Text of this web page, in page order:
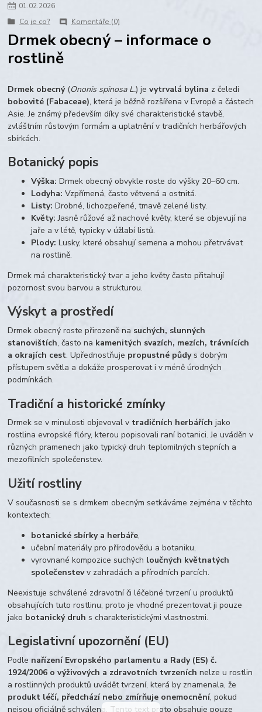
maltodextrin
Jablka plod
vitamín C Zelený čaj
01.02.2026
Co je co?
Komentáře (0)
Drmek obecný – informace o
rostlině
Drmek obecný(Ononis spinosa L.) jevytrvalá bylina z čeledi
bobovité (Fabaceae), která je běžně rozšířena v Evropě a částech
Asie. Je známý především díky své charakteristické stavbě,
zvláštním růstovým formám a uplatnění v tradičních herbářových
sbírkách.
Botanický popis
Výška: Drmek obecný obvykle roste do výšky 20–60 cm.
Lodyha: Vzpřímená, často větvená a ostnitá.
Listy: Drobné, lichozpeřené, tmavě zelené listy.
Květy: Jasně růžové až nachové květy, které se objevují na
jaře a v létě, typicky v úžlabí listů.
Plody: Lusky, které obsahují semena a mohou přetrvávat
na rostlině.
Drmek má charakteristický tvar a jeho květy často přitahují
pozornost svou barvou a strukturou.
Výskyt a prostředí
Drmek obecný roste přirozeně na suchých, slunných
stanovištích, často na kamenitých svazích, mezích, trávnících
a okrajích cest. Upřednostňuje propustné půdys dobrým
přístupem světla a dokáže prosperovat i v méně úrodných
podmínkách.
Tradiční a historické zmínky
Drmek se v minulosti objevoval v tradičních herbářích jako
rostlina evropské flóry, kterou popisovali raní botanici. Je uváděn v
různých pramenech jako typický druh teplomilných stepních a
mezofilních společenstev.
Užití rostliny
V současnosti se s drmkem obecným setkáváme zejména v těchto
kontextech:
botanické sbírky a herbáře,
učební materiály pro přírodovědu a botaniku,
vyrovnané kompozice suchých loučných květnatých
společenstevv zahradách a přírodních parcích.
Neexistuje schválené zdravotní či léčebné tvrzení u produktů
obsahujících tuto rostlinu; proto je vhodné prezentovat ji pouze
jako botanický druh s charakteristickými vlastnostmi.
Legislativní upozornění (EU)
Podle nařízení Evropského parlamentu a Rady (ES) č.
1924/2006 o výživových a zdravotních tvrzeních nelze u rostlin
a rostlinných produktů uvádět tvrzení, která by znamenala, že
produkt léčí, předchází nebo zmírňuje onemocnění, pokud
nejsou oficiálně schválena. Tento text proto obsahuje pouze